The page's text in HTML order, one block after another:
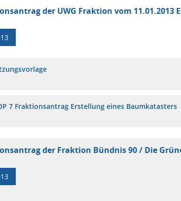
der UWG Fraktion vom 11.01.2013
7 Fraktionsantrag Erstellung eines Baumkatasters
der Fraktion Bündnis 90 / Die